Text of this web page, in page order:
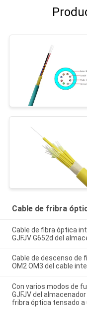
Cable de fribra
Cable de fibra óptica
GJFJV G652d del
Cable de descenso de
OM2 OM3 del cable
Con varios modos de
GJFJV del
fribra óptica tensado a